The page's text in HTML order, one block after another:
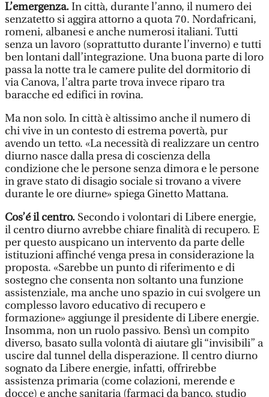
L’emergenza.In città, durante l’anno, il numero dei
senzatetto si aggira attorno a quota 70. Nordafricani,
romeni, albanesi e anche numerosi italiani. Tutti
senza un lavoro (soprattutto durante l’inverno) e tutti
ben lontani dall’integrazione. Una buona parte di loro
passa la notte tra le camere pulite del dormitorio di
via Canova, l’altra parte trova invece riparo tra
baracche ed edifici in rovina.
Ma non solo. In città è altissimo anche il numero di
chi vive in un contesto di estrema povertà, pur
avendo un tetto. «La necessità di realizzare un centro
diurno nasce dalla presa di coscienza della
condizione che le persone senza dimora e le persone
in grave stato di disagio sociale si trovano a vivere
durante le ore diurne» spiega Ginetto Mattana.
Cos’é il centro. Secondo i volontari di Libere energie,
il centro diurno avrebbe chiare finalità di recupero. E
per questo auspicano un intervento da parte delle
istituzioni affinché venga presa in considerazione la
proposta. «Sarebbe un punto di riferimento e di
sostegno che consenta non soltanto una funzione
assistenziale, ma anche uno spazio in cui svolgere un
complesso lavoro educativo di recupero e
formazione» aggiunge il presidente di Libere energie.
Insomma, non un ruolo passivo. Bensì un compito
diverso, basato sulla volontà di aiutare gli “invisibili” a
uscire dal tunnel della disperazione. Il centro diurno
sognato da Libere energie, infatti, offrirebbe
assistenza primaria (come colazioni, merende e
docce) e anche sanitaria (farmaci da banco, studio